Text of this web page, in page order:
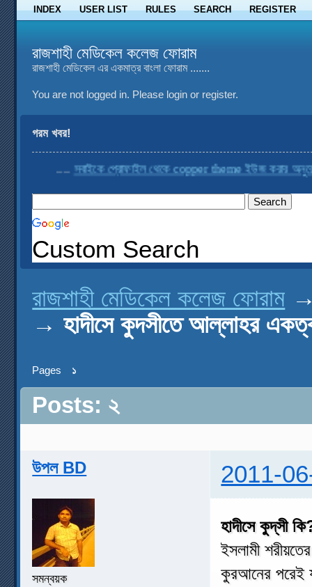
INDEX USER LIST RULES SEARCH REGISTER
রাজশাহী মেডিকেল কলেজ ফোরাম
রাজশাহী মেডিকেল এর একমাত্র বাংলা ফোরাম .......
You are not logged in. Please login or register.
গরম খবর!
সবাইকে প্রোফাইল থেকে copper theme ইউজ করার অনুরোধ
Custom Search
রাজশাহী মেডিকেল কলেজ ফোরাম
→হাদীসে কুদসীতে আল্লাহর
Pages ১
Posts: ২
উপল BD 2011-
সমন্বয়ক
হাদীসে কুদ্‌সী
ইসলামী
কুরআনের পরেই